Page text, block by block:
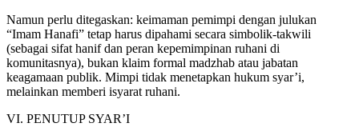
Namun perlu ditegaskan: keimaman pemimpi dengan julukan
“Imam Hanafi” tetap harus dipahami secara simbolik-takwili
(sebagai sifat hanif dan peran kepemimpinan ruhani di
komunitasnya), bukan klaim formal madzhab atau jabatan
keagamaan publik. Mimpi tidak menetapkan hukum syar’i,
melainkan memberi isyarat ruhani.
VI. PENUTUP SYAR’I